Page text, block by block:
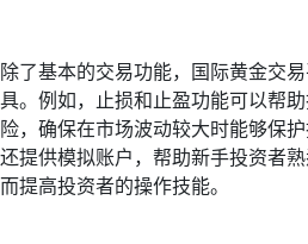
除了基本的交易功能，国际黄金交
具。例如，止损和止盈功能可以帮
险，确保在市场波动较大时能够保
还提供模拟账户，帮助新手投资者
而提高投资者的操作技能。